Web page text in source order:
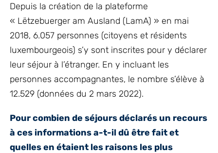
Depuis la création de la plateforme
« Lëtzebuerger am Ausland (LamA) » en mai
2018, 6.057 personnes (citoyens et résidents
luxembourgeois) s’y sont inscrites pour y déclarer
leur séjour à l’étranger. En y incluant les
personnes accompagnantes, le nombre s’élève à
12.529 (données du 2 mars 2022).
Pour combien de séjours déclarés un recours
à ces informations a-t-il dû être fait et
quelles en étaient les raisons les plus